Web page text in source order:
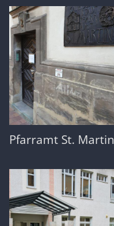
Pfarramt St. Martin